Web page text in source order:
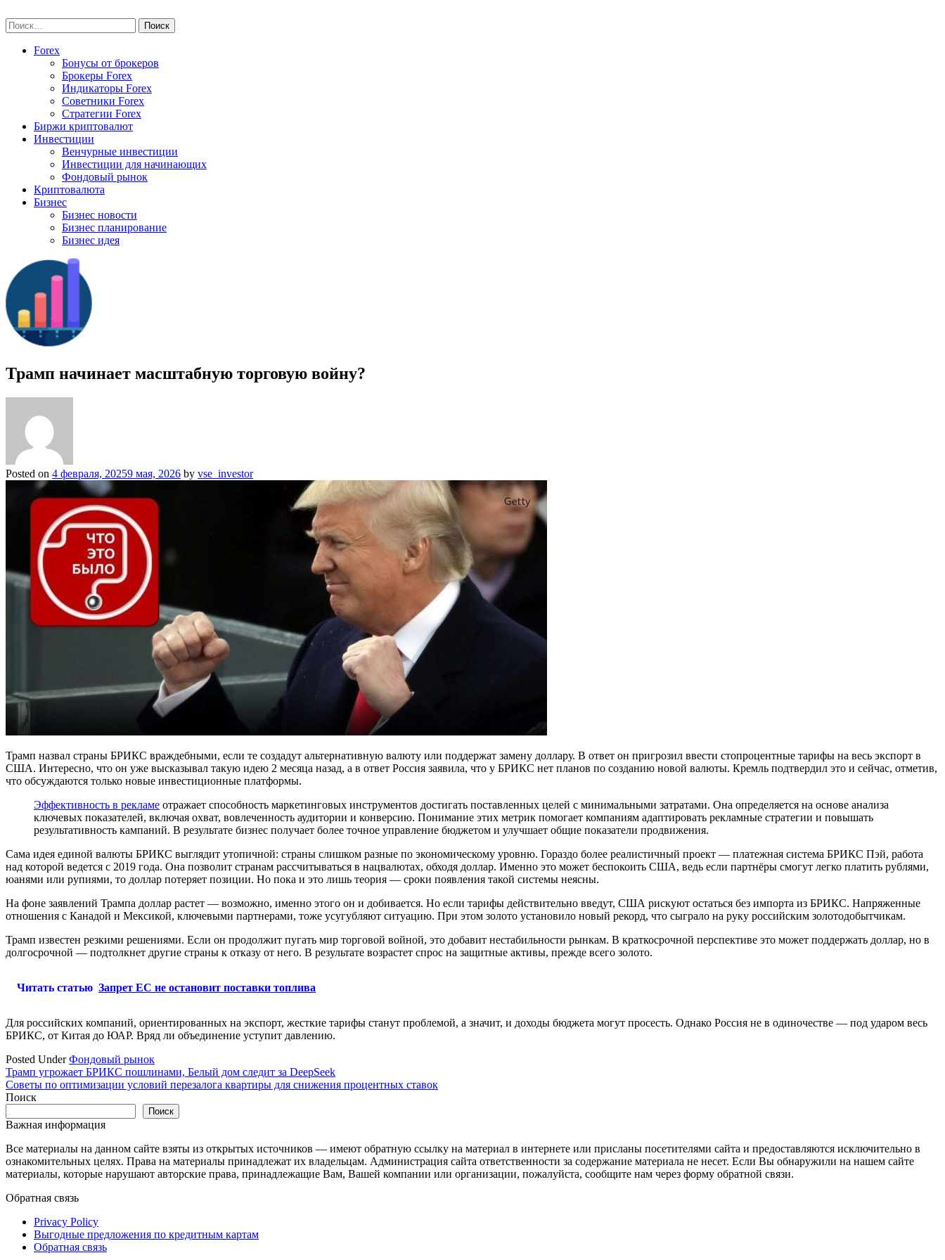
to
content
Найти:
Forex
Бонусы от брокеров
Брокеры Forex
Индикаторы Forex
Советники Forex
Стратегии Forex
Биржи криптовалют
Инвестиции
Венчурные инвестиции
Инвестиции для начинающих
Фондовый рынок
Криптовалюта
Бизнес
Бизнес новости
Бизнес планирование
Бизнес идея
Трамп начинает масштабную торговую войну?
Posted on 4 февраля, 20259 мая, 2026 by vse_investor
Трамп назвал страны БРИКС враждебными, если те создадут альтернативную валюту или поддержат замену доллару. В ответ он пригрозил ввести стопроцентные тарифы на весь экспорт в
США. Интересно, что он уже высказывал такую идею 2 месяца назад, а в ответ Россия заявила, что у БРИКС нет планов по созданию новой валюты. Кремль подтвердил это и сейчас, отметив,
что обсуждаются только новые инвестиционные платформы.
Эффективность в рекламе отражает способность маркетинговых инструментов достигать поставленных целей с минимальными затратами. Она определяется на основе анализа
ключевых показателей, включая охват, вовлеченность аудитории и конверсию. Понимание этих метрик помогает компаниям адаптировать рекламные стратегии и повышать
результативность кампаний. В результате бизнес получает более точное управление бюджетом и улучшает общие показатели продвижения.
Сама идея единой валюты БРИКС выглядит утопичной: страны слишком разные по экономическому уровню. Гораздо более реалистичный проект — платежная система БРИКС Пэй, работа
над которой ведется с 2019 года. Она позволит странам рассчитываться в нацвалютах, обходя доллар. Именно это может беспокоить США, ведь если партнёры смогут легко платить рублями,
юанями или рупиями, то доллар потеряет позиции. Но пока и это лишь теория — сроки появления такой системы неясны.
На фоне заявлений Трампа доллар растет — возможно, именно этого он и добивается. Но если тарифы действительно введут, США рискуют остаться без импорта из БРИКС. Напряженные
отношения с Канадой и Мексикой, ключевыми партнерами, тоже усугубляют ситуацию. При этом золото установило новый рекорд, что сыграло на руку российским золотодобытчикам.
Трамп известен резкими решениями. Если он продолжит пугать мир торговой войной, это добавит нестабильности рынкам. В краткосрочной перспективе это может поддержать доллар, но в
долгосрочной — подтолкнет другие страны к отказу от него. В результате возрастет спрос на защитные активы, прежде всего золото.
Читать статью Запрет ЕС не остановит поставки топлива
Для российских компаний, ориентированных на экспорт, жесткие тарифы станут проблемой, а значит, и доходы бюджета могут просесть. Однако Россия не в одиночестве — под ударом весь
БРИКС, от Китая до ЮАР. Вряд ли объединение уступит давлению.
Posted UnderФондовый рынок
Навигация
по
Трамп угрожает БРИКС пошлинами, Белый дом следит за DeepSeek
Советы по оптимизации условий перезалога квартиры для снижения процентных ставок
Поиск
Поиск
Важная информация
Все материалы на данном сайте взяты из открытых источников — имеют обратную ссылку на материал в интернете или присланы посетителями сайта и предоставляются исключительно в
ознакомительных целях. Права на материалы принадлежат их владельцам. Администрация сайта ответственности за содержание материала не несет. Если Вы обнаружили на нашем сайте
материалы, которые нарушают авторские права, принадлежащие Вам, Вашей компании или организации, пожалуйста, сообщите нам через форму обратной связи.
Обратная связь
Privacy Policy
Выгодные предложения по кредитным картам
Обратная связь